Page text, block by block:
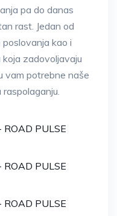
pa do danas
rast. Jedan od
kao i
zadovoljavaju
vam potrebne naše